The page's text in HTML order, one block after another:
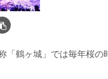
「鶴ヶ城」では毎年桜